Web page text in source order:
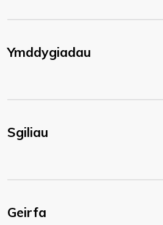
Ymddygiadau
Sgiliau
Geirfa